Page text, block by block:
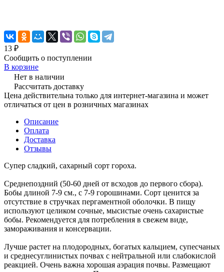
13 ₽
Сообщить о поступлении
В корзине
Нет в наличии
Рассчитать доставку
Цена действительна только для интернет-магазина и может
отличаться от цен в розничных магазинах
Описание
Оплата
Доставка
Отзывы
Супер сладкий, сахарный сорт гороха.
Среднепоздний (50-60 дней от всходов до первого сбора).
Бобы длиной 7-9 см., с 7-9 горошинами. Сорт ценится за
отсутствие в стручках пергаментной оболочки. В пищу
используют целиком сочные, мысистые очень сахаристые
бобы. Рекомендуется для потребления в свежем виде,
замораживания и консервации.
Лучше растет на плодородных, богатых кальцием, супесчаных
и среднесуглинистых почвах с нейтральной или слабокислой
реакцией. Очень важна хорошая аэрация почвы. Размещают